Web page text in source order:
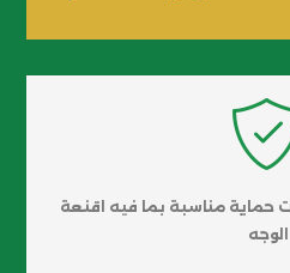
حماية مناسبة بما فيه اقنعة
الوجه